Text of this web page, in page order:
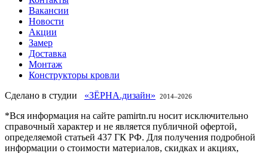
Вакансии
Новости
Акции
Замер
Доставка
Монтаж
Конструкторы кровли
Сделано в студии «ЗЁРНА.дизайн» 2014–2026
*Вся информация на сайте pamirtn.ru носит исключительно
справочный характер и не является публичной офертой,
определяемой статьей 437 ГК РФ. Для получения подробной
информации о стоимости материалов, скидках и акциях,